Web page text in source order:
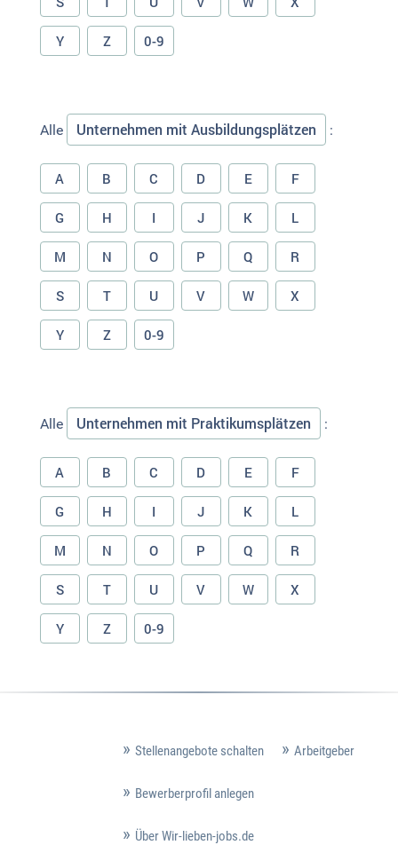
Y Z 0-9
Alle Unternehmen mit Ausbildungsplätzen :
A B C D E F
G H I J K L
M N O P Q R
S T U V W X
Y Z 0-9
Alle Unternehmen mit Praktikumsplätzen :
A B C D E F
G H I J K L
M N O P Q R
S T U V W X
Y Z 0-9
Stellenangebote schalten Arbeitgeber
Bewerberprofil anlegen
Über Wir-lieben-jobs.de